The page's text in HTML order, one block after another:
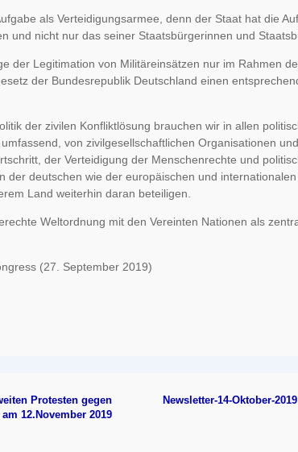
als Verteidigungsarmee, denn der Staat hat die
und nicht nur das seiner Staatsbürgerinnen und
der Legitimation von Militäreinsätzen nur im Rahmen
der Bundesrepublik Deutschland einen
der zivilen Konfliktlösung brauchen wir in allen
von zivilgesellschaftlichen Organisationen
der Verteidigung der Menschenrechte und
der deutschen wie der europäischen und
Land weiterhin daran beteiligen.
Weltordnung mit den Vereinten Nationen als
(27. September 2019)
Protesten gegen
12.November 2019
Newsletter-14-Oktober-